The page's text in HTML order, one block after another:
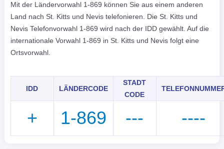
Mit der Ländervorwahl 1-869 können Sie aus einem anderen
Land nach St. Kitts und Nevis telefonieren. Die St. Kitts und
Nevis Telefonvorwahl 1-869 wird nach der IDD gewählt. Auf die
internationale Vorwahl 1-869 in St. Kitts und Nevis folgt eine
Ortsvorwahl.
IDD LÄNDERCODE
STADT
CODE
+ 1-869 --- ----